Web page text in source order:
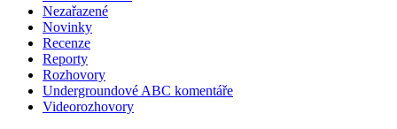
Nezařazené
Novinky
Recenze
Reporty
Rozhovory
Undergroundové ABC komentáře
Videorozhovory